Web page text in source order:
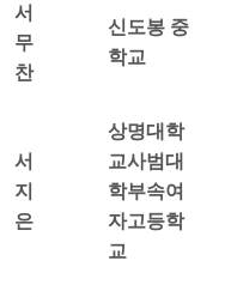
서
무
찬
신도봉 중
학교
서
지
은
상명대학
교사범대
학부속여
자고등학
교